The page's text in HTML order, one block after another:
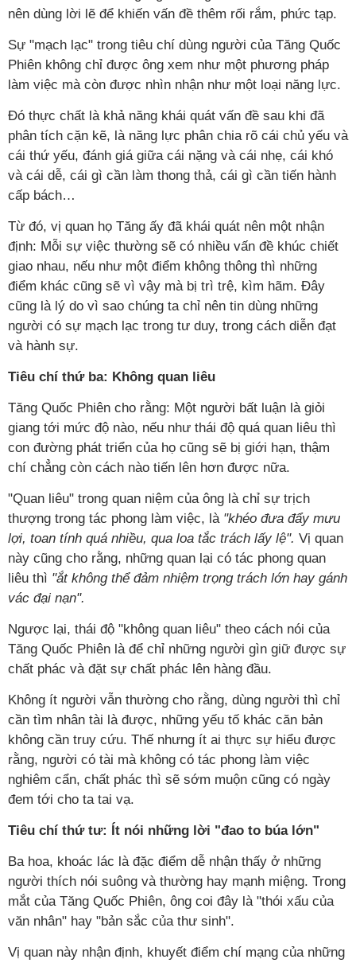
nên dùng lời lẽ để khiến vấn đề thêm rối rắm, phức tạp.
Sự "mạch lạc" trong tiêu chí dùng người của Tăng Quốc
Phiên không chỉ được ông xem như một phương pháp
làm việc mà còn được nhìn nhận như một loại năng lực.
Đó thực chất là khả năng khái quát vấn đề sau khi đã
phân tích cặn kẽ, là năng lực phân chia rõ cái chủ yếu và
cái thứ yếu, đánh giá giữa cái nặng và cái nhẹ, cái khó
và cái dễ, cái gì cần làm thong thả, cái gì cần tiến hành
cấp bách…
Từ đó, vị quan họ Tăng ấy đã khái quát nên một nhận
định: Mỗi sự việc thường sẽ có nhiều vấn đề khúc chiết
giao nhau, nếu như một điểm không thông thì những
điểm khác cũng sẽ vì vậy mà bị trì trệ, kìm hãm. Đây
cũng là lý do vì sao chúng ta chỉ nên tin dùng những
người có sự mạch lạc trong tư duy, trong cách diễn đạt
và hành sự.
Tiêu chí thứ ba: Không quan liêu
Tăng Quốc Phiên cho rằng: Một người bất luận là giỏi
giang tới mức độ nào, nếu như thái độ quá quan liêu thì
con đường phát triển của họ cũng sẽ bị giới hạn, thậm
chí chẳng còn cách nào tiến lên hơn được nữa.
"Quan liêu" trong quan niệm của ông là chỉ sự trịch
thượng trong tác phong làm việc, là "khéo đưa đẩy mưu
lợi, toan tính quá nhiều, qua loa tắc trách lấy lệ". Vị quan
này cũng cho rằng, những quan lại có tác phong quan
liêu thì "ắt không thể đảm nhiệm trọng trách lớn hay gánh
vác đại nạn".
Ngược lại, thái độ "không quan liêu" theo cách nói của
Tăng Quốc Phiên là để chỉ những người gìn giữ được sự
chất phác và đặt sự chất phác lên hàng đầu.
Không ít người vẫn thường cho rằng, dùng người thì chỉ
cần tìm nhân tài là được, những yếu tố khác căn bản
không cần truy cứu. Thế nhưng ít ai thực sự hiểu được
rằng, người có tài mà không có tác phong làm việc
nghiêm cẩn, chất phác thì sẽ sớm muộn cũng có ngày
đem tới cho ta tai vạ.
Tiêu chí thứ tư: Ít nói những lời "đao to búa lớn"
Ba hoa, khoác lác là đặc điểm dễ nhận thấy ở những
người thích nói suông và thường hay mạnh miệng. Trong
mắt của Tăng Quốc Phiên, ông coi đây là "thói xấu của
văn nhân" hay "bản sắc của thư sinh".
Vị quan này nhận định, khuyết điểm chí mạng của những